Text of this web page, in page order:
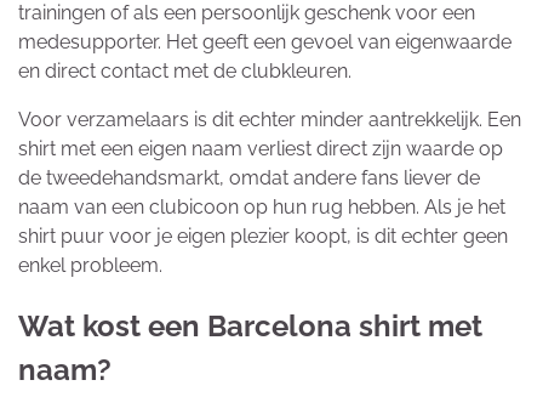
trainingen of als een persoonlijk geschenk voor een
medesupporter. Het geeft een gevoel van eigenwaarde
en direct contact met de clubkleuren.
Voor verzamelaars is dit echter minder aantrekkelijk. Een
shirt met een eigen naam verliest direct zijn waarde op
de tweedehandsmarkt, omdat andere fans liever de
naam van een clubicoon op hun rug hebben. Als je het
shirt puur voor je eigen plezier koopt, is dit echter geen
enkel probleem.
Wat kost een Barcelona shirt met
naam?